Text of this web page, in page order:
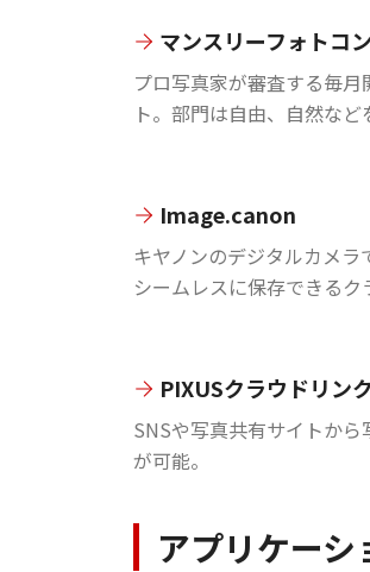
マンスリーフォトコ
プロ写真家が審査する毎
ト。部門は自由、自然など
Image.canon
キヤノンのデジタルカメ
シームレスに保存できるク
PIXUSクラウドリンク
SNSや写真共有サイトか
が可能。
アプリケーシ